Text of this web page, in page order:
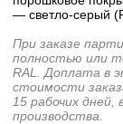
— светло-серый
При заказе
полностью или
RAL. Доплата в
стоимости
15 рабочих
производства.